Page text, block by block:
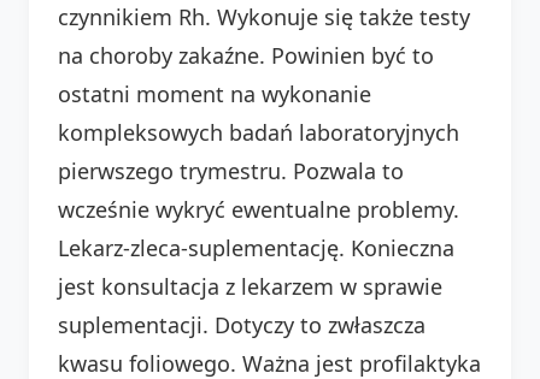
czynnikiem Rh. Wykonuje się także testy
na choroby zakaźne. Powinien być to
ostatni moment na wykonanie
kompleksowych badań laboratoryjnych
pierwszego trymestru. Pozwala to
wcześnie wykryć ewentualne problemy.
Lekarz-zleca-suplementację. Konieczna
jest konsultacja z lekarzem w sprawie
suplementacji. Dotyczy to zwłaszcza
kwasu foliowego. Ważna jest profilaktyka